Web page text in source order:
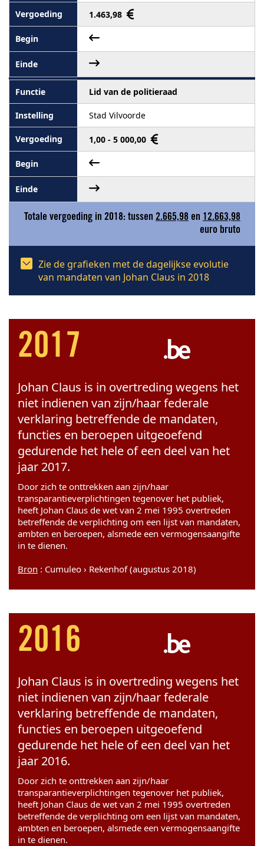
1.463,98
Lid van de politieraad
Stad Vilvoorde
1,00 - 5 000,00
Totale vergoeding in 2018: tussen 2.665,98 en 12.663,98
euro bruto
Zie de grafieken met de dagelijkse evolutie
van mandaten van Johan Claus in 2018
2017
Johan Claus is in overtreding wegens het
niet indienen van zijn/haar federale
verklaring betreffende de mandaten,
functies en beroepen uitgeoefend
gedurende het hele of een deel van het
jaar 2017.
Door zich te onttrekken aan zijn/haar
transparantieverplichtingen tegenover het publiek,
heeft Johan Claus de wet van 2 mei 1995 overtreden
betreffende de verplichting om een lijst van mandaten,
ambten en beroepen, alsmede een vermogensaangifte
in te dienen.
Bron : Cumuleo › Rekenhof (augustus 2018)
2016
Johan Claus is in overtreding wegens het
niet indienen van zijn/haar federale
verklaring betreffende de mandaten,
functies en beroepen uitgeoefend
gedurende het hele of een deel van het
jaar 2016.
Door zich te onttrekken aan zijn/haar
transparantieverplichtingen tegenover het publiek,
heeft Johan Claus de wet van 2 mei 1995 overtreden
betreffende de verplichting om een lijst van mandaten,
ambten en beroepen, alsmede een vermogensaangifte
in te dienen.